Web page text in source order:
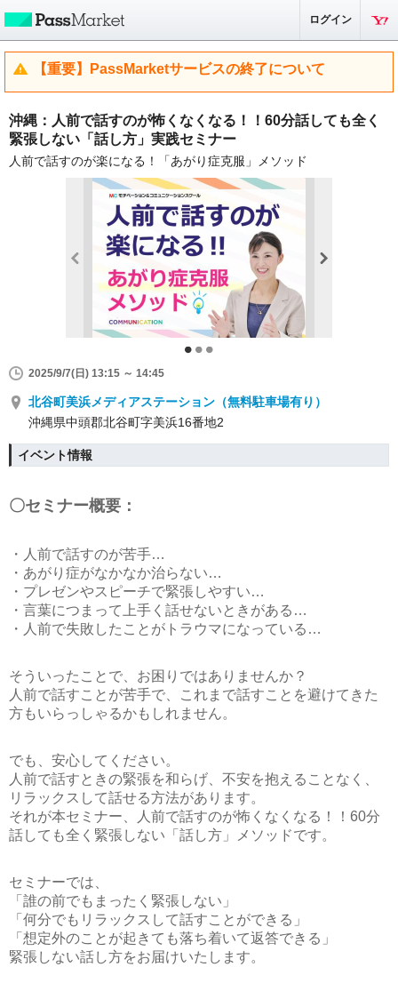
ログイン
【重要】PassMarketサービスの終了について
沖縄：人前で話すのが怖くなくなる！！60分話しても全く
緊張しない「話し方」実践セミナー
人前で話すのが楽になる！「あがり症克服」メソッド
2025/9/7(日) 13:15 ～ 14:45
北谷町美浜メディアステーション（無料駐車場有り）
沖縄県中頭郡北谷町字美浜16番地2
イベント情報
〇セミナー概要：
・人前で話すのが苦手…
・あがり症がなかなか治らない…
・プレゼンやスピーチで緊張しやすい…
・言葉につまって上手く話せないときがある…
・人前で失敗したことがトラウマになっている…
そういったことで、お困りではありませんか？
人前で話すことが苦手で、これまで話すことを避けてきた
方もいらっしゃるかもしれません。
でも、安心してください。
人前で話すときの緊張を和らげ、不安を抱えることなく、
リラックスして話せる方法があります。
それが本セミナー、
人前で話すのが怖くなくなる！！60分
話しても全く緊張しない「話し方」メソッドです。
セミナーでは、
「誰の前でもまったく緊張しない」
「何分でもリラックスして話すことができる」
「想定外のことが起きても落ち着いて返答できる」
緊張しない話し方をお届けいたします。